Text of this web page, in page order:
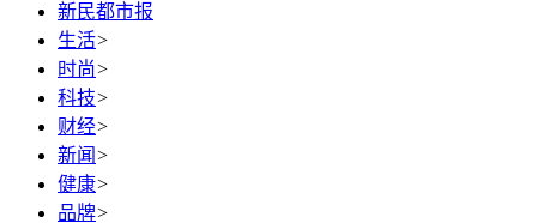
新民都市报
生活>
时尚>
科技>
财经>
新闻 >
健康>
品牌>